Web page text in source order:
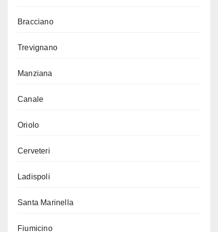
Bracciano
Trevignano
Manziana
Canale
Oriolo
Cerveteri
Ladispoli
Santa Marinella
Fiumicino